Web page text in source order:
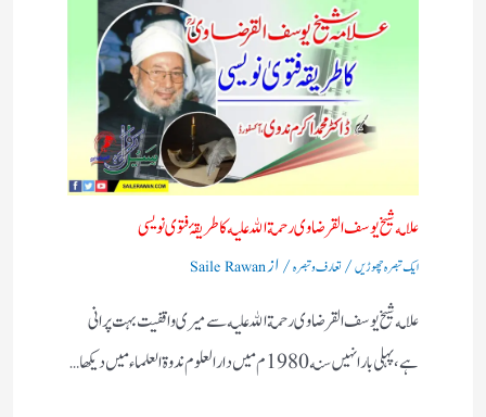
علامه شيخ يوسف القرضاوى رحمة الله عليه كا طريقۂ فتوى نويسى
ایک تبصرہ چھوڑیں/تعارف و تبصرہ/ ازSaile Rawan
علامه شيخ يوسف القرضاوى رحمة الله عليه سے ميرى واقفيت بہت پرانى
ہے، پہلى بار انہيں سنه 1980م ميں دار العلوم ندوة العلماء ميں ديكها…